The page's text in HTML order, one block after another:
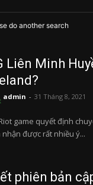
do another search
Liên Minh
admin - 31 Tháng 8, 2021
game quyết định
nhận được rất nhiều ý...
phiên bản